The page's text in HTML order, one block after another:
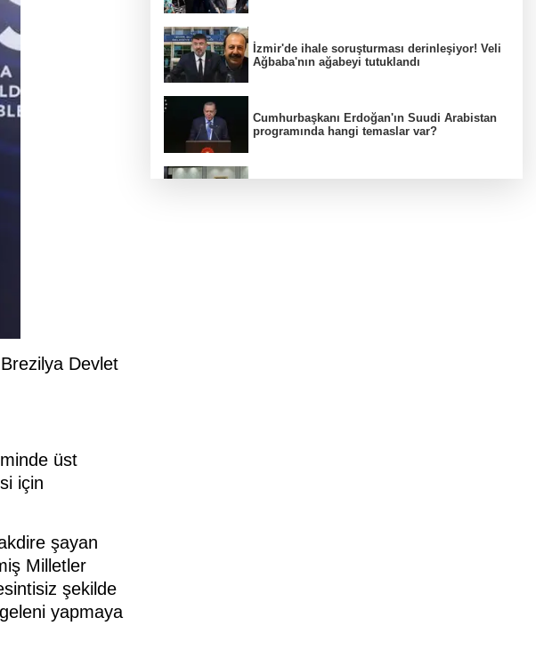
Devlet
üst
için
şayan
Milletler
şekilde
yapmaya
İzmir'de ihale soruşturması derinleşiyor! Veli
Ağbaba'nın ağabeyi tutuklandı
Cumhurbaşkanı Erdoğan'ın Suudi Arabistan
programında hangi temaslar var?